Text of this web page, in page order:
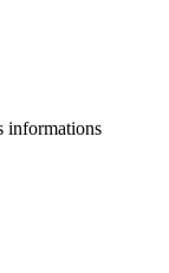
informations